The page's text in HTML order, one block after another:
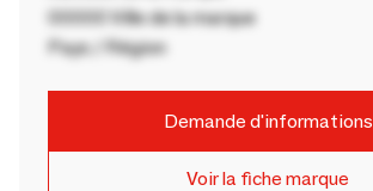
00000 Ville de la marque
Pays / Région
Demande d'informations
Voir la fiche marque